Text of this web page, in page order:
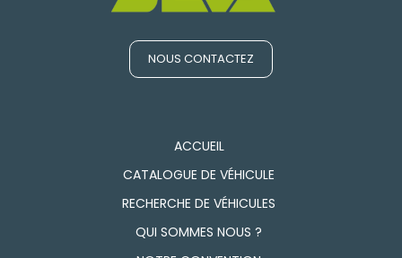
NOUS CONTACTEZ
ACCUEIL
CATALOGUE DE VÉHICULE
RECHERCHE DE VÉHICULES
QUI SOMMES NOUS ?